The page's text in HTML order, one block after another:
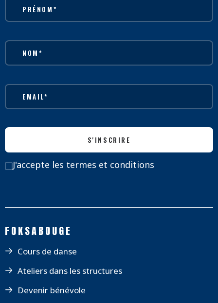
J'accepte les termes et conditions
FOKSABOUGE
Cours de danse
Ateliers dans les structures
Devenir bénévole